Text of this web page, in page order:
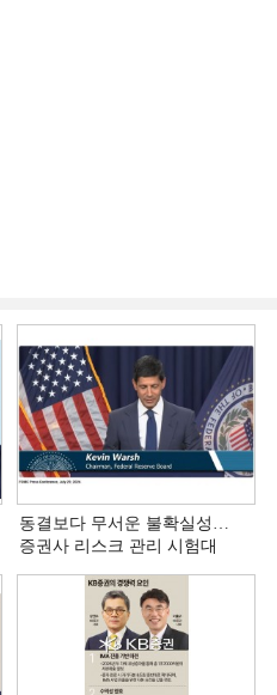
동결보다 무서운 불확실성…
증권사 리스크 관리 시험대